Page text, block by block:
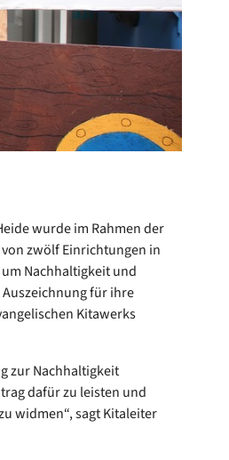
wurde im Rahmen der
zwölf Einrichtungen in
Nachhaltigkeit und
für ihre
Kitawerks
zur Nachhaltigkeit
dafür zu leisten und
widmen“, sagt Kitaleiter